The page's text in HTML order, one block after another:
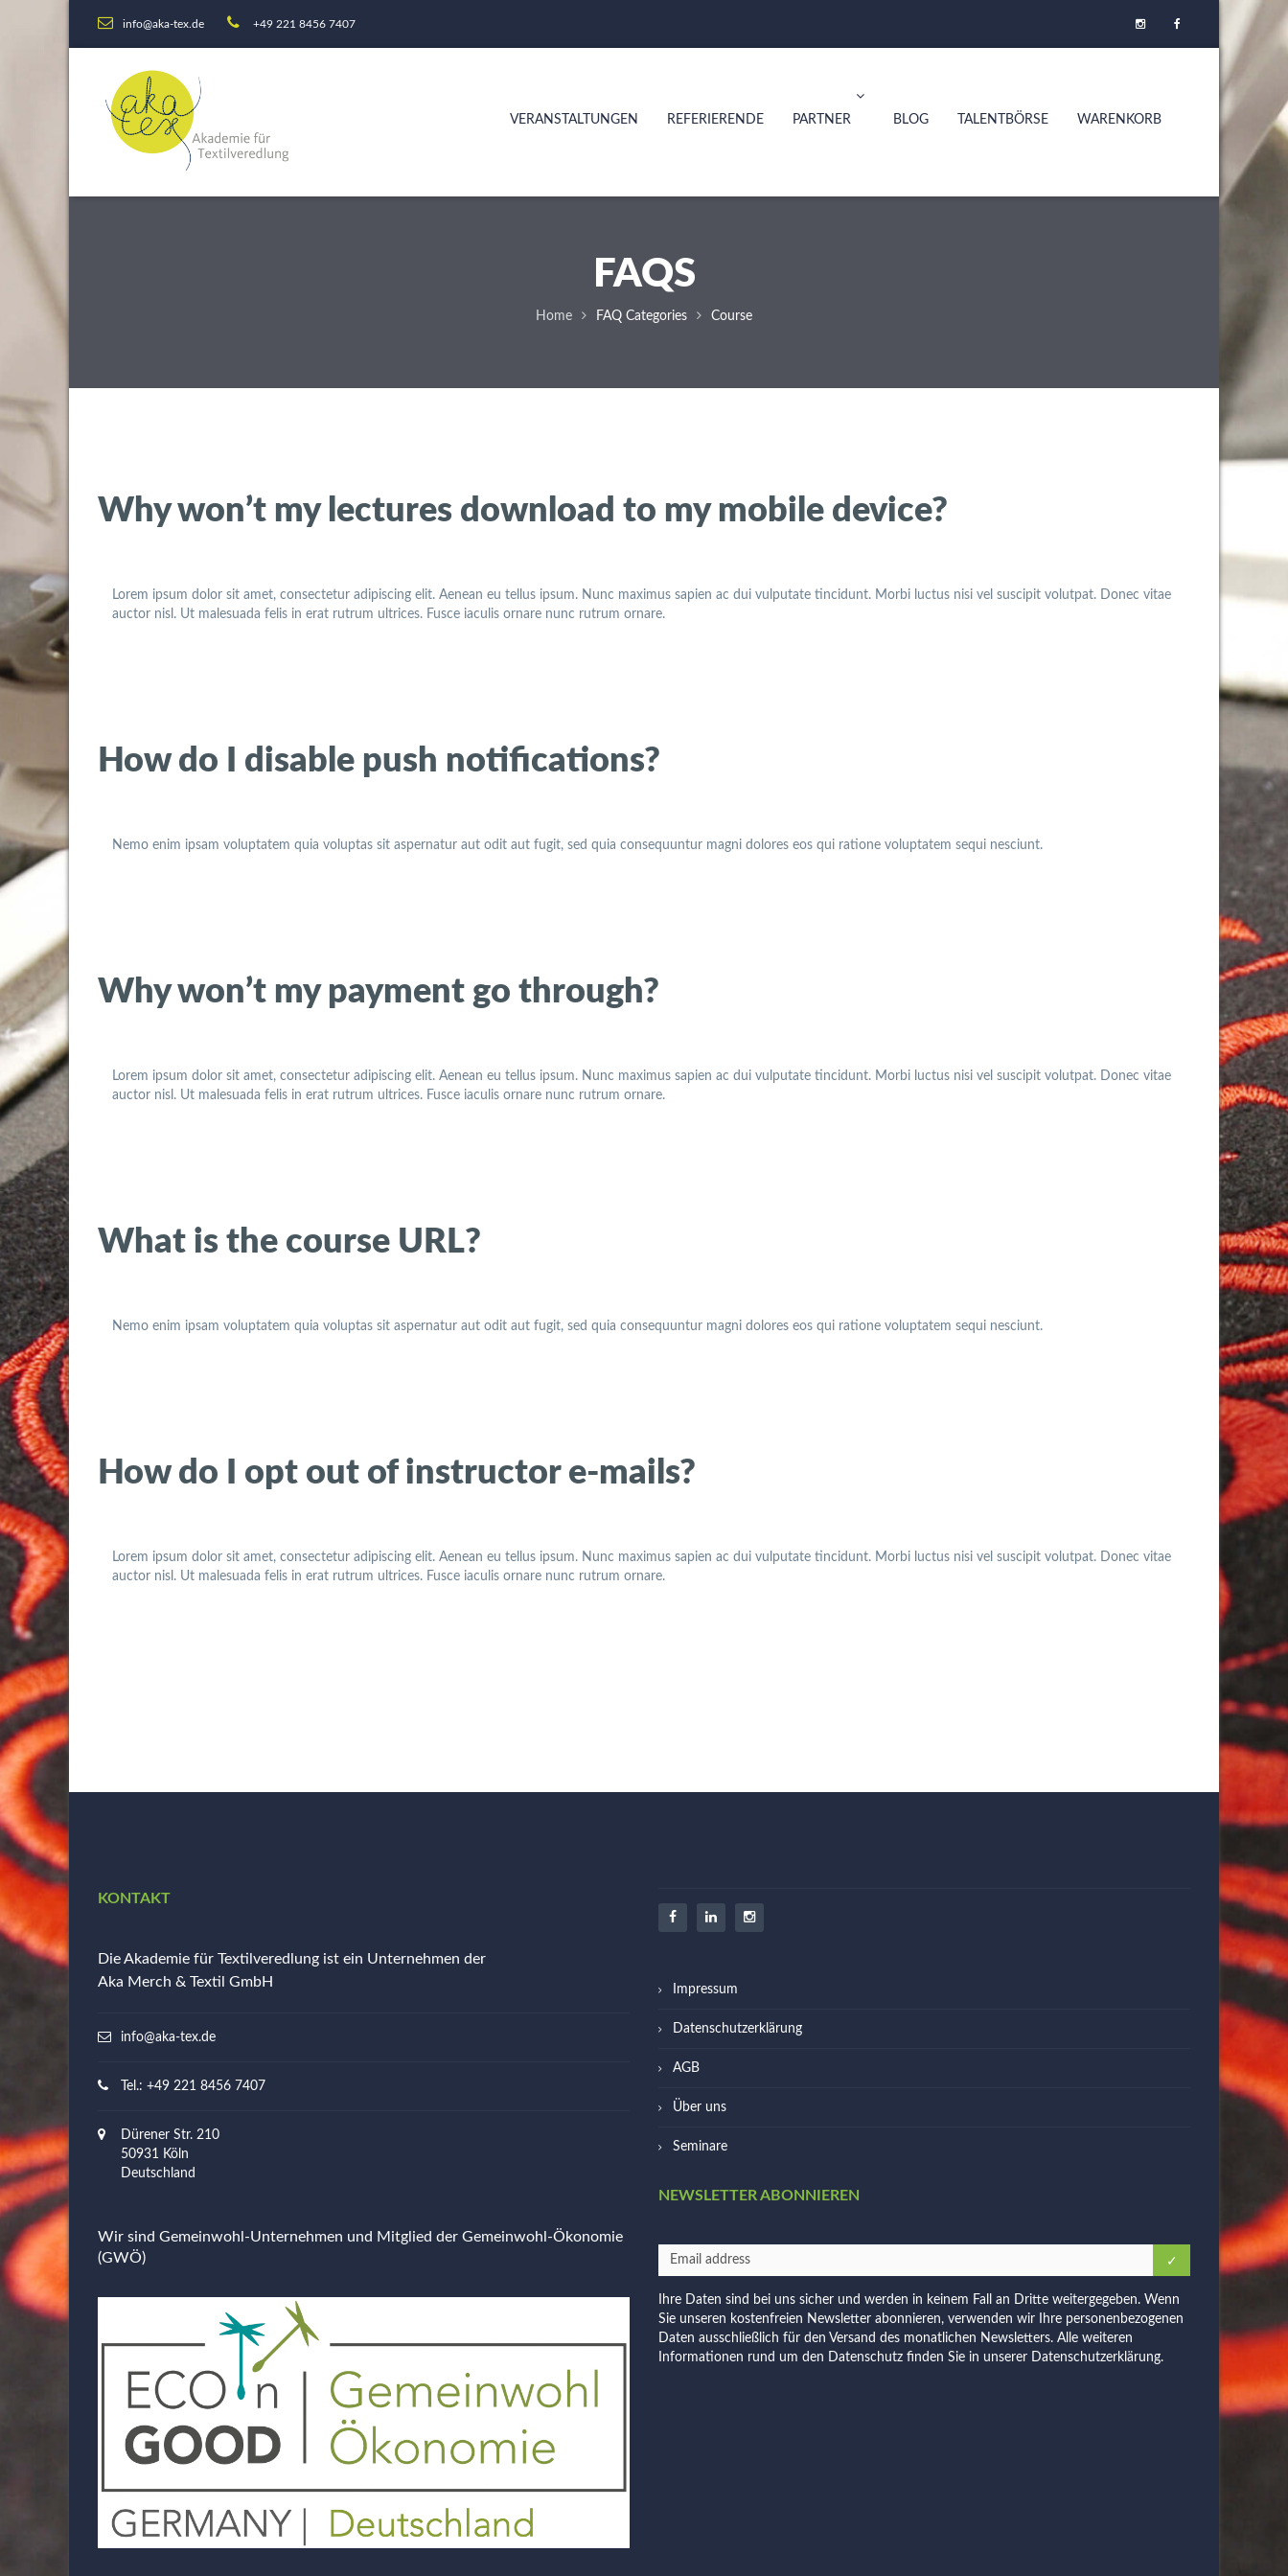
info@aka-tex.de +49 221 8456 7407
VERANSTALTUNGEN REFERIERENDE PARTNER BLOG TALENTBÖRSE WARENKORB
FAQS
Home FAQ Categories Course
Why won’t my lectures download to my mobile device?
Lorem ipsum dolor sit amet, consectetur adipiscing elit. Aenean eu tellus ipsum. Nunc maximus sapien ac dui vulputate tincidunt. Morbi luctus nisi vel suscipit volutpat. Donec vitae
auctor nisl. Ut malesuada felis in erat rutrum ultrices. Fusce iaculis ornare nunc rutrum ornare.
How do I disable push notifications?
Nemo enim ipsam voluptatem quia voluptas sit aspernatur aut odit aut fugit, sed quia consequuntur magni dolores eos qui ratione voluptatem sequi nesciunt.
Why won’t my payment go through?
Lorem ipsum dolor sit amet, consectetur adipiscing elit. Aenean eu tellus ipsum. Nunc maximus sapien ac dui vulputate tincidunt. Morbi luctus nisi vel suscipit volutpat. Donec vitae
auctor nisl. Ut malesuada felis in erat rutrum ultrices. Fusce iaculis ornare nunc rutrum ornare.
What is the course URL?
Nemo enim ipsam voluptatem quia voluptas sit aspernatur aut odit aut fugit, sed quia consequuntur magni dolores eos qui ratione voluptatem sequi nesciunt.
How do I opt out of instructor e-mails?
Lorem ipsum dolor sit amet, consectetur adipiscing elit. Aenean eu tellus ipsum. Nunc maximus sapien ac dui vulputate tincidunt. Morbi luctus nisi vel suscipit volutpat. Donec vitae
auctor nisl. Ut malesuada felis in erat rutrum ultrices. Fusce iaculis ornare nunc rutrum ornare.
KONTAKT
Die Akademie für Textilveredlung ist ein Unternehmen der
Aka Merch & Textil GmbH
info@aka-tex.de
Tel.: +49 221 8456 7407
Dürener Str. 210
50931 Köln
Deutschland
Wir sind Gemeinwohl-Unternehmen und Mitglied der Gemeinwohl-Ökonomie
(GWÖ)
Impressum
Datenschutzerklärung
AGB
Über uns
Seminare
NEWSLETTER ABONNIEREN
Ihre Daten sind bei uns sicher und werden in keinem Fall an Dritte weitergegeben. Wenn
Sie unseren kostenfreien Newsletter abonnieren, verwenden wir Ihre personenbezogenen
Daten ausschließlich für den Versand des monatlichen Newsletters. Alle weiteren
Informationen rund um den Datenschutz finden Sie in unserer Datenschutzerklärung.